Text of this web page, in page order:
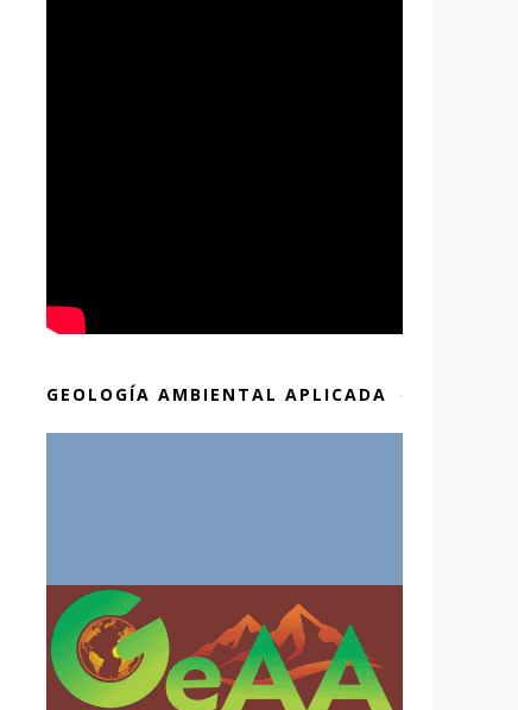
GEOLOGÍA AMBIENTAL APLICADA